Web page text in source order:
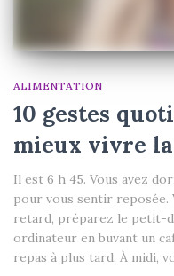
ALIMENTATION
10 gestes
mieux vivre
Il est 6 h 45. Vous avez
pour vous sentir reposée.
retard, préparez le petit-
ordinateur en buvant un
repas à plus tard. À midi,